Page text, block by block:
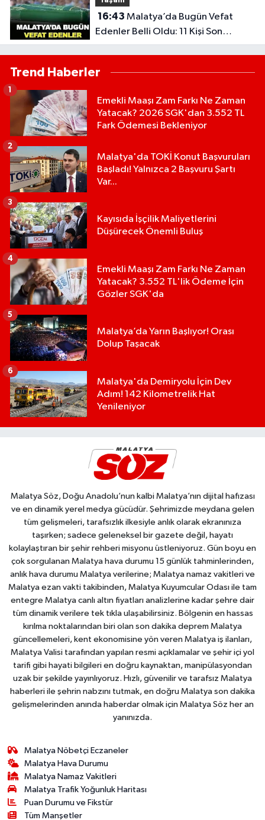
Olmayacak?
16:43
Edenler Belli Oldu: 11 Kişi Son
Yolculuğuna Uğurlandı
Trend Haberler
Emekli Maaşı Zam Farkı Ne Zaman
Yatacak? 2026 SGK'dan 3.552 TL
Fark Ödemesi Bekleniyor
1
Malatya'da TOKİ Konut Başvuruları
Başladı! Yalnızca 2 Başvuru Şartı
Var...
2
Kayısıda İşçilik Maliyetlerini
Düşürecek Önemli Buluş
3
Emekli Maaşı Zam Farkı Ne Zaman
Yatacak? 3.552 TL'lik Ödeme İçin
Gözler SGK'da
4
Malatya’da Yarın Başlıyor! Orası
Dolup Taşacak
5
Malatya'da Demiryolu İçin Dev
Adım! 142 Kilometrelik Hat
Yenileniyor
6
Malatya Söz, Doğu Anadolu’nun kalbi Malatya’nın dijital hafızası
ve en dinamik yerel medya gücüdür. Şehrimizde meydana gelen
tüm gelişmeleri, tarafsızlık ilkesiyle anlık olarak ekranınıza
taşırken; sadece geleneksel bir gazete değil, hayatı
kolaylaştıran bir şehir rehberi misyonu üstleniyoruz. Gün boyu en
çok sorgulanan Malatya hava durumu 15 günlük tahminlerinden,
anlık hava durumu Malatya verilerine; Malatya namaz vakitleri ve
Malatya ezan vakti takibinden, Malatya Kuyumcular Odası ile tam
entegre Malatya canlı altın fiyatları analizlerine kadar şehre dair
tüm dinamik verilere tek tıkla ulaşabilirsiniz. Bölgenin en hassas
kırılma noktalarından biri olan son dakika deprem Malatya
güncellemeleri, kent ekonomisine yön veren Malatya iş ilanları,
Malatya Valisi tarafından yapılan resmi açıklamalar ve şehir içi yol
tarifi gibi hayati bilgileri en doğru kaynaktan, manipülasyondan
uzak bir şekilde yayınlıyoruz. Hızlı, güvenilir ve tarafsız Malatya
haberleri ile şehrin nabzını tutmak, en doğru Malatya son dakika
gelişmelerinden anında haberdar olmak için Malatya Söz her an
yanınızda.
Malatya Nöbetçi Eczaneler
Malatya Hava Durumu
Malatya Namaz Vakitleri
Malatya Trafik Yoğunluk Haritası
Puan Durumu ve Fikstür
Tüm Manşetler